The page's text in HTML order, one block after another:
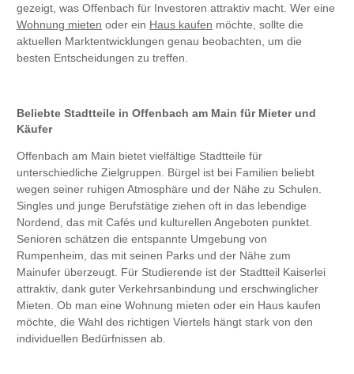
gezeigt, was Offenbach für Investoren attraktiv macht. Wer eine
Wohnung mieten oder ein Haus kaufen möchte, sollte die
aktuellen Marktentwicklungen genau beobachten, um die
besten Entscheidungen zu treffen.
Beliebte Stadtteile in Offenbach am Main für Mieter und
Käufer
Offenbach am Main bietet vielfältige Stadtteile für
unterschiedliche Zielgruppen. Bürgel ist bei Familien beliebt
wegen seiner ruhigen Atmosphäre und der Nähe zu Schulen.
Singles und junge Berufstätige ziehen oft in das lebendige
Nordend, das mit Cafés und kulturellen Angeboten punktet.
Senioren schätzen die entspannte Umgebung von
Rumpenheim, das mit seinen Parks und der Nähe zum
Mainufer überzeugt. Für Studierende ist der Stadtteil Kaiserlei
attraktiv, dank guter Verkehrsanbindung und erschwinglicher
Mieten. Ob man eine Wohnung mieten oder ein Haus kaufen
möchte, die Wahl des richtigen Viertels hängt stark von den
individuellen Bedürfnissen ab.